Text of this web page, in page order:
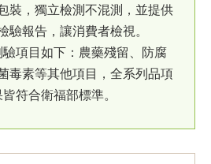
裝，獨立檢測不混測，並提供
驗報告，讓消費者檢視。
項目如下：農藥殘留、防腐
毒素等其他項目，全系列品項
符合衛福部標準。